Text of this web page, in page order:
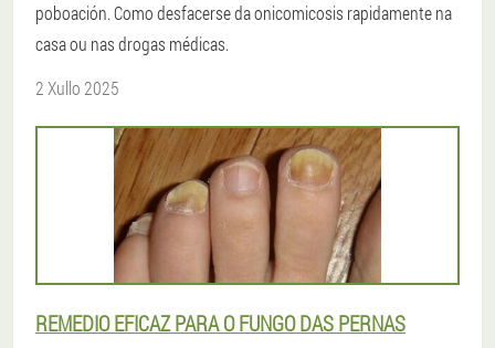
poboación. Como desfacerse da onicomicosis rapidamente na
casa ou nas drogas médicas.
2 Xullo 2025
REMEDIO EFICAZ PARA O FUNGO DAS PERNAS